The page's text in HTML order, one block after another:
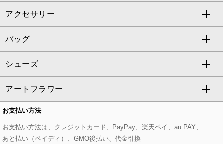
eur3
ベスト・ジレ
パーカー
タンクトップ・キャミソール
スウェット・ジャージー
その他のトップス
その他のワンピース・ドレス
ハーフ・ショート丈パンツ
サロペット・オールインワン
その他のパンツ
ミモレ丈スカート
ショート・ミニ丈スカート
その他のスカート
ノーカラージャケット
セットアップ
セットアップジャケット
セットアップパンツ
セットアップスカート
セットアップワンピース
トレンチコート
ピーコート
ダッフルコート
チェスターコート
モッズコート
ステンカラーコート
すべてのグッズ・小物
マスク
ストール・マフラー・スヌード
ベルト・サスペンダー
帽子
ヘアアクセサリー
アクセサリー
すべてのアクセサリー
ネックレス
ピアス・イヤリング
ブレスレット・バングル
ブローチ・コサージュ
バッグ
すべてのバッグ
トートバッグ
ショルダーバッグ
ボストンバッグ
シューズ
すべてのシューズ
パンプス
スニーカー
アートフラワー
すべてのアートフラワー
ローズ
お支払い方法
お支払い方法は、クレジットカード、PayPay、楽天ペイ、au PAY、
あと払い（ペイディ）、GMO後払い、代金引換